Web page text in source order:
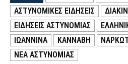
ΑΣΤΥΝΟΜΙΚΕΣ ΕΙΔΗΣΕΙΣ
ΕΙΔΗΣΕΙΣ ΑΣΤΥΝΟΜΙΑΣ
ΙΩΑΝΝΙΝΑ
ΚΑΝΝΑΒΗ
ΝΕΑ ΑΣΤΥΝΟΜΙΑΣ